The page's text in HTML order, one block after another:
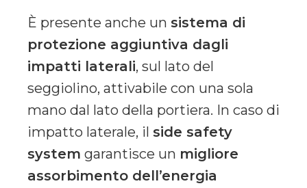
È presente anche un sistema di
protezione aggiuntiva dagli
impatti laterali, sul lato del
seggiolino, attivabile con una sola
mano dal lato della portiera. In caso di
impatto laterale, il side safety
system garantisce un migliore
assorbimento dell’energia